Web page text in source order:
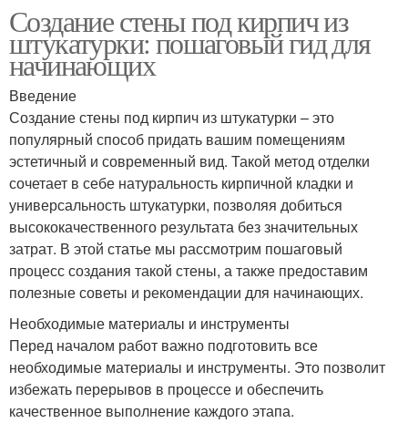
Создание стены под кирпич из
штукатурки: пошаговый гид для
начинающих
Введение
Создание стены под кирпич из штукатурки – это
популярный способ придать вашим помещениям
эстетичный и современный вид. Такой метод отделки
сочетает в себе натуральность кирпичной кладки и
универсальность штукатурки, позволяя добиться
высококачественного результата без значительных
затрат. В этой статье мы рассмотрим пошаговый
процесс создания такой стены, а также предоставим
полезные советы и рекомендации для начинающих.
Необходимые материалы и инструменты
Перед началом работ важно подготовить все
необходимые материалы и инструменты. Это позволит
избежать перерывов в процессе и обеспечить
качественное выполнение каждого этапа.